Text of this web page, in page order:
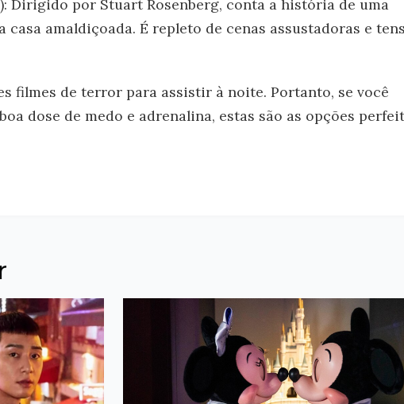
Dirigido por Stuart Rosenberg, conta a história de uma
casa amaldiçoada. É repleto de cenas assustadoras e
filmes de terror para assistir à noite. Portanto, se você
dose de medo e adrenalina, estas são as opções